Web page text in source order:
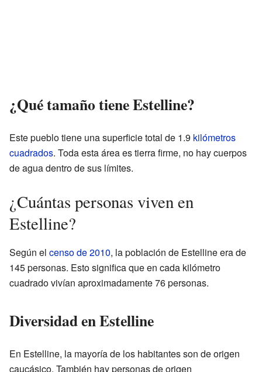
¿Qué tamaño tiene Estelline?
Este pueblo tiene una superficie total de 1.9 kilómetros
cuadrados. Toda esta área es tierra firme, no hay cuerpos
de agua dentro de sus límites.
¿Cuántas personas viven en
Estelline?
Según el censo de 2010, la población de Estelline era de
145 personas. Esto significa que en cada kilómetro
cuadrado vivían aproximadamente 76 personas.
Diversidad en Estelline
En Estelline, la mayoría de los habitantes son de origen
caucásico. También hay personas de origen